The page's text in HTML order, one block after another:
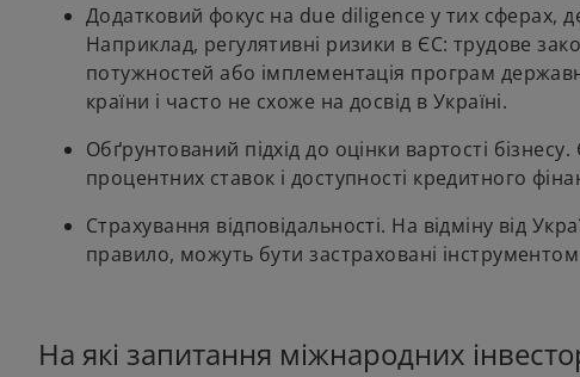
Додатковий фокус на due diligence у тих сферах,
Наприклад, регулятивні ризики в ЄС: трудове
потужностей або імплементація програм
країни і часто не схоже на досвід в Україні.
Обґрунтований підхід до оцінки вартості
процентних ставок і доступності кредитного
Страхування відповідальності. На відміну від
правило, можуть бути застраховані
На які запитання міжнародних